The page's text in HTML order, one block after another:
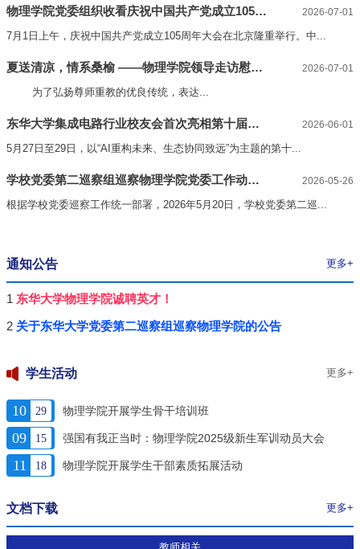
物理学院党委组织收看庆祝中国共产党成立105周
年大会
2026-07-01
7月1日上午，庆祝中国共产党成立105周年大会在北京隆重举行。中...
夏送清凉，情系桑榆 ——物理学院领导走访慰问
90岁以上退休老教师
2026-07-01
为了弘扬尊师重教的优良传统，表达...
东华大学集成电路行业校友会首次亮相第十届集
微大会
2026-06-01
5月27日至29日，以“‌AI重构未来、生态协同致远‌”为主题的第十...
学校党委第二巡察组巡察物理学院党委工作动员
会议召开
2026-05-26
根据学校党委巡察工作统一部署，2026年5月20日，学校党委第二巡...
通知公告 更多+
1 东华大学物理学院诚聘英才！
2 关于东华大学党委第二巡察组巡察物理学院的公告
学生活动 更多+
10 29 物理学院开展学生骨干培训班
09 15 强国有我正当时：物理学院2025级新生军训动员大会
11 18 物理学院开展学生干部素质拓展活动
文档下载 更多+